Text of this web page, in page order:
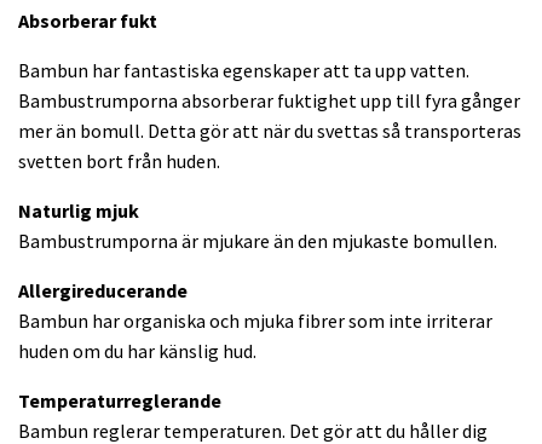
Absorberar fukt
Bambun har fantastiska egenskaper att ta upp vatten.
Bambustrumporna absorberar fuktighet upp till fyra gånger
mer än bomull. Detta gör att när du svettas så transporteras
svetten bort från huden.
Naturlig mjuk
Bambustrumporna är mjukare än den mjukaste bomullen.
Allergireducerande
Bambun har organiska och mjuka fibrer som inte irriterar
huden om du har känslig hud.
Temperaturreglerande
Bambun reglerar temperaturen. Det gör att du håller dig